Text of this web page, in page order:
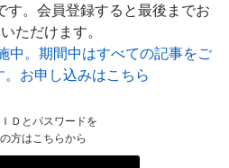
す。会員登録すると最後までお
ただけます。
中。期間中はすべての記事をご
お申し込みはこちら
Ｄとパスワードを
方はこちらから